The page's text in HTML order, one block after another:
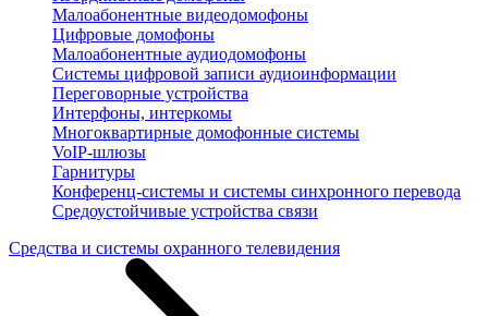
Малоабонентные видеодомофоны
Цифровые домофоны
Малоабонентные аудиодомофоны
Системы цифровой записи аудиоинформации
Переговорные устройства
Интерфоны, интеркомы
Многоквартирные домофонные системы
VoIP-шлюзы
Гарнитуры
Конференц-системы и системы синхронного перевода
Средоустойчивые устройства связи
Средства и системы охранного телевидения